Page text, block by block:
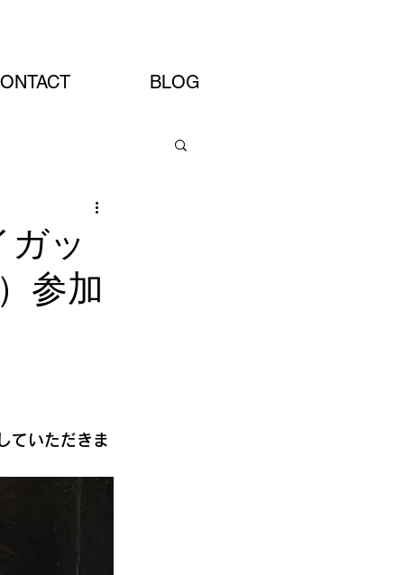
BLOG
ッ
参加
ていただきま